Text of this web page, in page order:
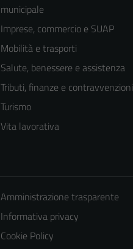
municipale
Imprese, commercio e SUAP
Mobilità e trasporti
Salute, benessere e assistenza
Tributi, finanze e contravvenzioni
Turismo
Vita lavorativa
Amministrazione trasparente
Informativa privacy
Cookie Policy